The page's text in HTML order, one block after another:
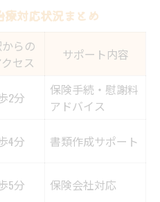
対応状況まとめ
らの
セス
サポート内容
2分
保険手続・慰謝料
アドバイス
4分 書類作成サポート
5分 保険会社対応